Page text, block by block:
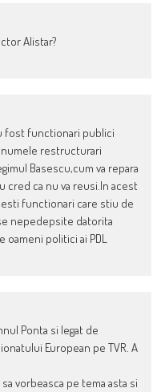
Alistar?
fost functionari publici
restructurari
Basescu,cum va repara
cred ca nu va reusi.In acest
functionari care stiu de
nepedepsite datorita
politici ai PDL
Ponta si legat de
European pe TVR. A
vorbeasca pe tema asta si